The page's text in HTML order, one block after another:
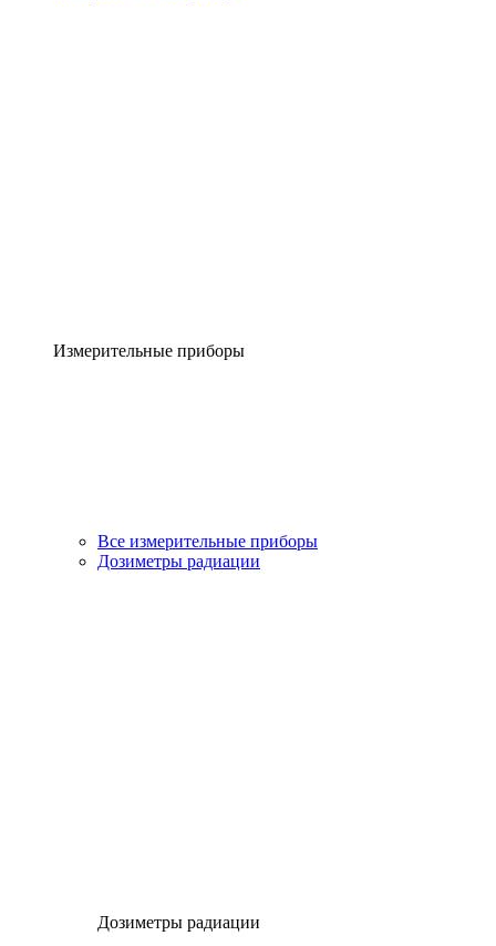
Измерительные приборы
Все измерительные приборы
Дозиметры радиации
Дозиметры радиации